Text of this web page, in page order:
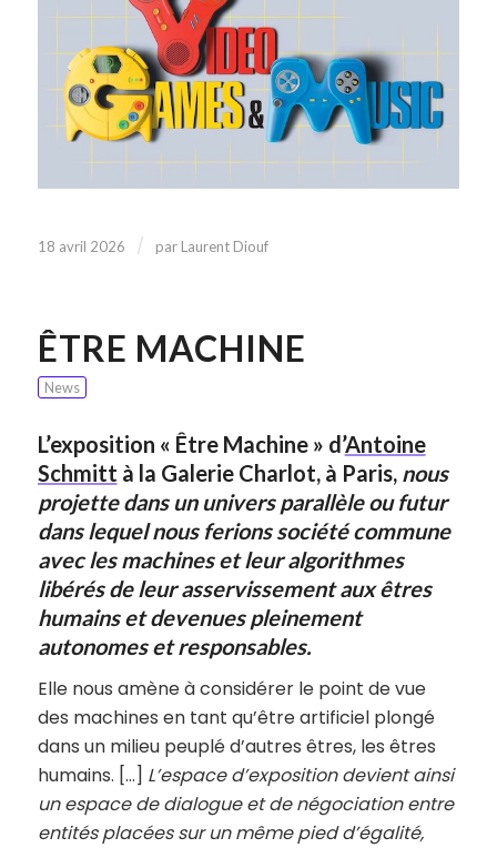
18 avril 2026 / par Laurent Diouf
ÊTRE MACHINE
News
L’exposition « Être Machine » d’Antoine
Schmitt à la Galerie Charlot, à Paris, nous
projette dans un univers parallèle ou futur
dans lequel nous ferions société commune
avec les machines et leur algorithmes
libérés de leur asservissement aux êtres
humains et devenues pleinement
autonomes et responsables.
Elle nous amène à considérer le point de vue
des machines en tant qu’être artificiel plongé
dans un milieu peuplé d’autres êtres, les êtres
humains. […] L’espace d’exposition devient ainsi
un espace de dialogue et de négociation entre
entités placées sur un même pied d’égalité,